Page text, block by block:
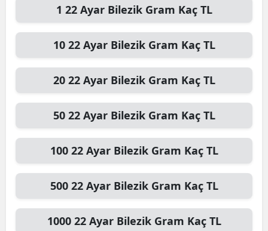
1 22 Ayar Bilezik Gram Kaç TL
10 22 Ayar Bilezik Gram Kaç TL
20 22 Ayar Bilezik Gram Kaç TL
50 22 Ayar Bilezik Gram Kaç TL
100 22 Ayar Bilezik Gram Kaç TL
500 22 Ayar Bilezik Gram Kaç TL
1000 22 Ayar Bilezik Gram Kaç TL